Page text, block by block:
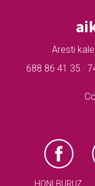
Aresti
688 86 41 35 ·
HONI BURUZ